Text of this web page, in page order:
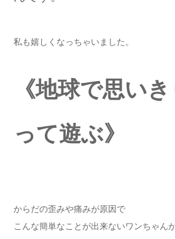
私も嬉しくなっちゃいました。
《地球で思い
って遊ぶ》
からだの歪みや痛みが原因で
こんな簡単なことが出来ないワンちゃん